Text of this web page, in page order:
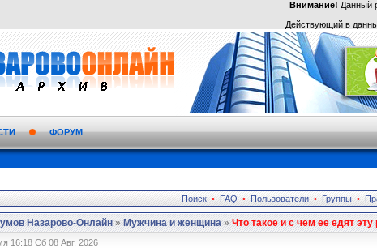
Внимание! Данный
Действующий в
ФОРУМ
Поиск • FAQ • Пользователи • Группы •
Назарово-Онлайн»Мужчина и женщина»Что такое и с чем ее едят эту
16:18 Сб 08 Авг, 2026